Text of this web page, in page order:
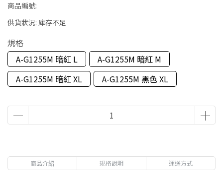
商品編號:
供貨狀況: 庫存不足
規格
A-G1255M 暗紅 L
A-G1255M 暗紅 M
A-G1255M 暗紅 XL
A-G1255M 黑色 XL
商品介紹 規格說明 運送方式